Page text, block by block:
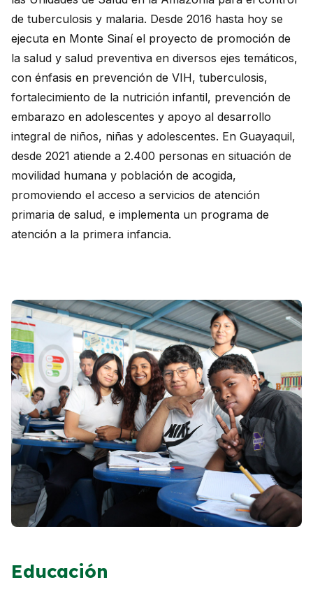
de tuberculosis y malaria. Desde 2016 hasta hoy se
ejecuta en Monte Sinaí el proyecto de promoción de
la salud y salud preventiva en diversos ejes temáticos,
con énfasis en prevención de VIH, tuberculosis,
fortalecimiento de la nutrición infantil, prevención de
embarazo en adolescentes y apoyo al desarrollo
integral de niños, niñas y adolescentes. En Guayaquil,
desde 2021 atiende a 2.400 personas en situación de
movilidad humana y población de acogida,
promoviendo el acceso a servicios de atención
primaria de salud, e implementa un programa de
atención a la primera infancia.
Educación